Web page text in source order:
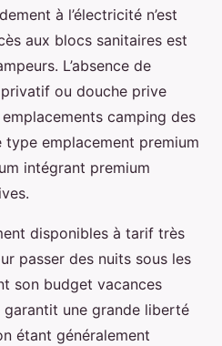
à l’électricité n’est
aux blocs sanitaires est
L’absence de
ou douche prive
camping des
emplacement premium
intégrant premium
disponibles à tarif très
passer des nuits sous les
son budget vacances
une grande liberté
étant généralement